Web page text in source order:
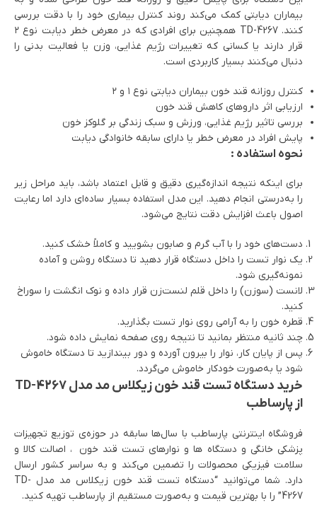
بیماران دیابتی کمک می‌کند روند کنترل بیماری خود را با دقت بررسی
کنند. TD-4267 همچنین برای افرادی که در معرض خطر دیابت نوع ۲
قرار دارند یا کسانی که تغییرات رژیم غذایی، وزن یا فعالیت بدنی را
دنبال می‌کنند بسیار کاربردی است.
کنترل روزانه قند خون بیماران دیابتی نوع ۱ و ۲
ارزیابی اثر داروهای کاهش قند خون
بررسی تاثیر رژیم غذایی، ورزش و سبک زندگی بر گلوکز خون
پایش افراد در معرض خطر یا دارای سابقه خانوادگی دیابت
نحوه استفاده :
برای اینکه نتیجه اندازه‌گیری دقیق و قابل اعتماد باشد، باید مراحل زیر
را به‌درستی انجام دهید. این مدل استفاده بسیار ساده‌ای دارد اما رعایت
اصول باعث افزایش دقت نتایج می‌شود.
دست‌های خود را با آب گرم و صابون بشویید و کاملاً خشک کنید.
یک نوار تست را داخل دستگاه قرار دهید تا دستگاه روشن و آماده
نمونه‌گیری شود.
لانست (سوزن) را داخل قلم لنست‌زن قرار داده و نوک انگشت را سوراخ
کنید.
قطره خون را به آرامی روی نوار تست بگذارید.
چند ثانیه منتظر بمانید تا نتیجه روی صفحه نمایش داده شود.
پس از پایان کار، نوار را بیرون آورده و دور بیندازید تا دستگاه خاموش
شود یا به‌صورت خودکار خاموش می‌گردد.
خرید دستگاه تست قند خون زیکلاس مد مدل TD-4267
از پارساطب
فروشگاه اینترنتی پارساطب با سال‌ها سابقه در حوزه‌ی توزیع تجهیزات
پزشکی خانگی و دستگاه ها و نوارهای تست قند خون ، اصالت کالا و
سلامت فیزیکی محصولات را تضمین می‌کند و به سراسر کشور ارسال
دارد. شما می‌توانید “دستگاه تست قند خون زیکلاس مد مدل TD-
4267” را با بهترین قیمت و به‌صورت مستقیم از پارساطب تهیه کنید.